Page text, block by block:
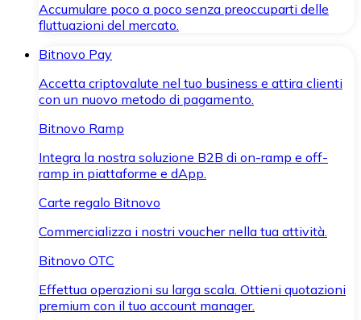
Accumulare poco a poco senza preoccuparti delle
fluttuazioni del mercato.
Bitnovo Pay
Accetta criptovalute nel tuo business e attira clienti
con un nuovo metodo di pagamento.
Bitnovo Ramp
Integra la nostra soluzione B2B di on-ramp e off-
ramp in piattaforme e dApp.
Carte regalo Bitnovo
Commercializza i nostri voucher nella tua attività.
Bitnovo OTC
Effettua operazioni su larga scala. Ottieni quotazioni
premium con il tuo account manager.